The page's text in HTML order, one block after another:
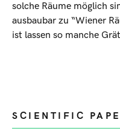
solche Räume möglich
ausbaubar zu “Wiener
ist lassen so manche
SCIENTIFIC